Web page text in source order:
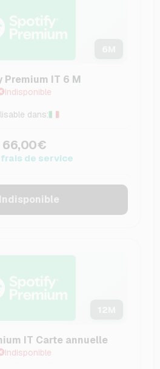
Premium IT 6 M
Indisponible
dans:
66,00€
frais de service
Indisponible
IT Carte annuelle
Indisponible